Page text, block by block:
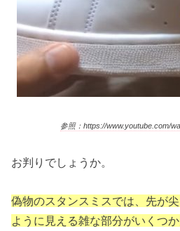
参照：https://www.youtube.com/
お判りでしょうか。
偽物のスタンスミスでは、先が
ように見える雑な部分がいくつか